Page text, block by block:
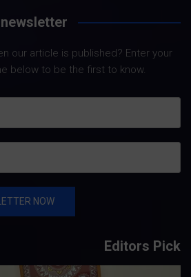
our article is published? Enter your
below to be the first to know.
Editors Pick